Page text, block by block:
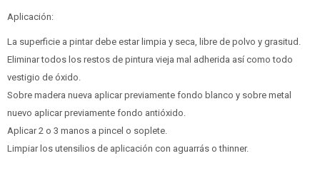
Aplicación:
La superficie a pintar debe estar limpia y seca, libre de polvo y grasitud.
Eliminar todos los restos de pintura vieja mal adherida así como todo
vestigio de óxido.
Sobre madera nueva aplicar previamente fondo blanco y sobre metal
nuevo aplicar previamente fondo antióxido.
Aplicar 2 o 3 manos a pincel o soplete.
Limpiar los utensilios de aplicación con aguarrás o thinner.